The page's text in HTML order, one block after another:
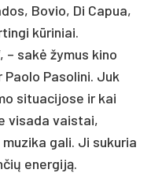
Bovio, Di Capua,
kūriniai.
– sakė žymus kino
Pasolini. Juk
situacijose ir kai
visada vaistai,
gali. Ji sukuria
energiją.